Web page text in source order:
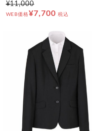
¥11,000
WEB価格¥7,700 税込